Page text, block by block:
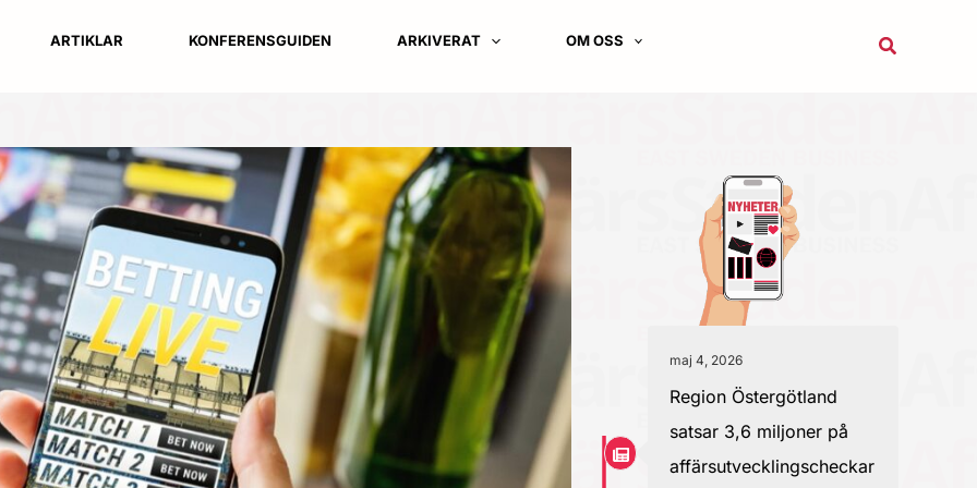
ARTIKLAR KONFERENSGUIDEN ARKIVERAT OM OSS Sök
maj 4, 2026
Region Östergötland
satsar 3,6 miljoner på
affärsutvecklingscheckar